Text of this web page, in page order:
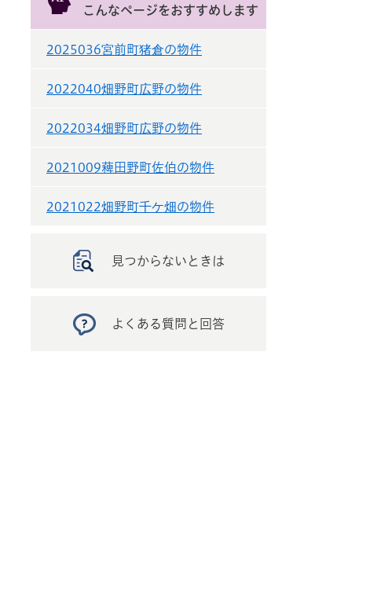
こんなページをおすすめします
2025036宮前町猪倉の物件
2022040畑野町広野の物件
2022034畑野町広野の物件
2021009薭田野町佐伯の物件
2021022畑野町千ケ畑の物件
見つからないときは
よくある質問と回答